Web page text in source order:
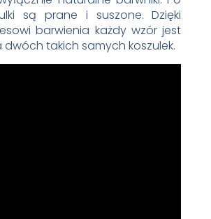
są prane i suszone. Dzięki
barwienia każdy wzór jest
dwóch takich samych koszulek.